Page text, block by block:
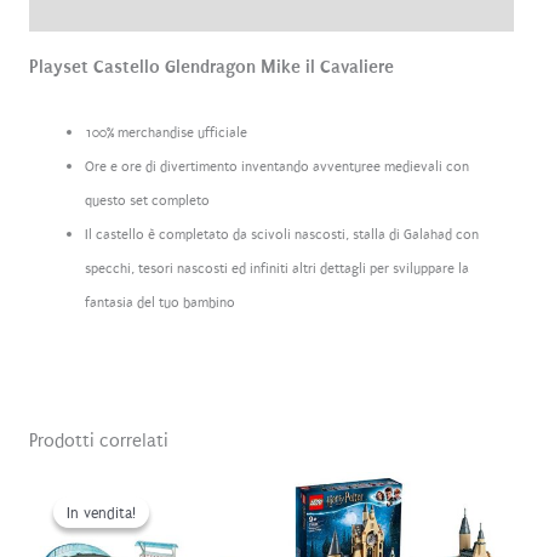
Playset Castello Glendragon Mike il Cavaliere
100% merchandise ufficiale
Ore e ore di divertimento inventando avventuree medievali con
questo set completo
Il castello è completato da scivoli nascosti, stalla di Galahad con
specchi, tesori nascosti ed infiniti altri dettagli per sviluppare la
fantasia del tuo bambino
Prodotti correlati
In vendita!
In vendita!